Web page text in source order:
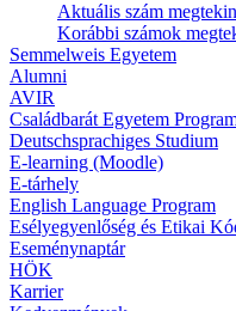
Aktuális szám
Korábbi számok
Semmelweis Egyetem
Alumni
AVIR
Családbarát Egyetem
Deutschsprachiges Studium
E-learning (Moodle)
E-tárhely
English Language Program
Esélyegyenlőség és Etikai
Eseménynaptár
HÖK
Karrier